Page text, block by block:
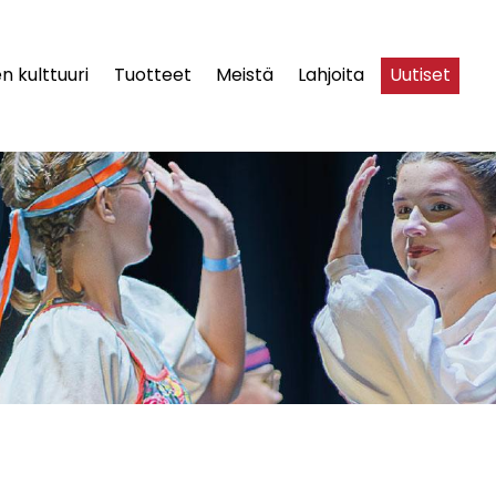
kulttuuri Tuotteet Meistä Lahjoita Uutiset